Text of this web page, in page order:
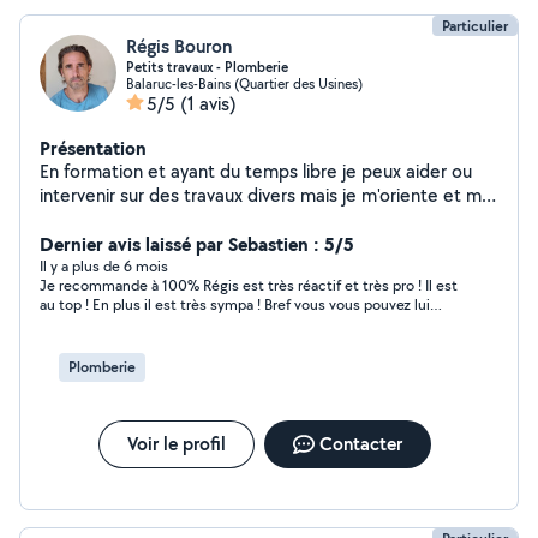
Particulier
Régis Bouron
Petits travaux - Plomberie
Balaruc-les-Bains (Quartier des Usines)
5/5 (1 avis)
Présentation
En formation et ayant du temps libre je peux aider ou
intervenir sur des travaux divers mais je m'oriente et me
Dernier avis laissé par Sebastien : 5/5
Il y a plus de 6 mois
Je recommande à 100% Régis est très réactif et très pro ! Il est
au top ! En plus il est très sympa ! Bref vous vous pouvez lui
Plomberie
Voir le profil Contacter